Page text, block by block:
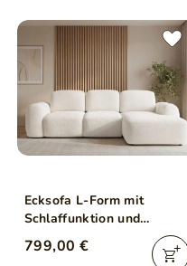
Ecksofa L-Form mit
Schlaffunktion und
Bettkasten Avelin Rechts
Creme
799,00 €